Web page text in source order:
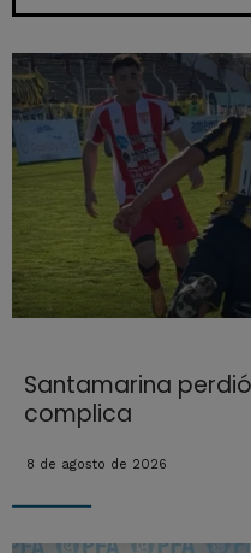
Santamarina
complica
8 de agosto de 2026